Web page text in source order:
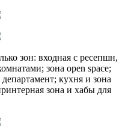
зон: входная с ресепшн,
зона open space;
кухня и зона
зона и хабы для